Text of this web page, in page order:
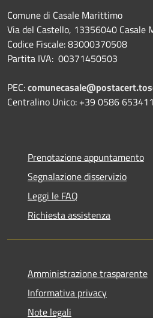
Comune di Casale Marittimo
Via del Castello, 13356040 Casale
Codice Fiscale: 83000370508
Partita IVA: 00371450503
PEC:
Centralino Unico: +39 0586 653411
Prenotazione appuntamento
Segnalazione disservizio
Leggi le FAQ
Richiesta assistenza
Amministrazione trasparente
Informativa privacy
Note legali